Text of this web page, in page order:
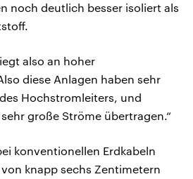
noch deutlich besser isoliert als
also an hoher
diese Anlagen haben sehr
Hochstromleiters, und
große Ströme übertragen.“
konventionellen Erdkabeln
knapp sechs Zentimetern